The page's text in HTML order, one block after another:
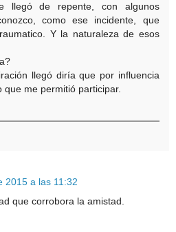
llegó de repente, con algunos
como ese incidente, que
Y la naturaleza de esos
llegó diría que por influencia
que me permitió participar.
2015 a las 11:32
que corrobora la amistad.